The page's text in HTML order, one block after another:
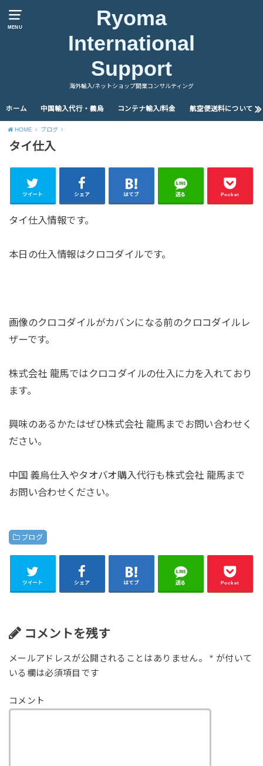
MENU
Ryoma
International
Support
海外輸入/ネットショップ開業コンサルティング
ホーム 中国輸入代行・義烏 コンテナ輸入/料金 航空便送料について
HOME ブログ
タイ仕入
ツイート シェア はてブ 送る Pocket
タイ仕入情報です。
本日の仕入情報はクロコダイルです。
画像のクロコダイルがカバンになる前のクロコダイルレ
ザーです。
株式会社 龍馬ではクロコダイルの仕入に力を入れており
ます。
興味のあるかたはぜひ株式会社 龍馬までお問い合わせく
ださい。
中国 義烏仕入やタオバオ購入代行も株式会社 龍馬まで
お問い合わせください。
ブログ
ツイート シェア はてブ 送る Pocket
コメントを残す
メールアドレスが公開されることはありません。 * が付いて
いる欄は必須項目です
コメント